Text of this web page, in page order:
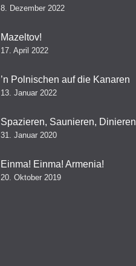
8. Dezember 2022
Mazeltov!
17. April 2022
’n Polnischen auf die Kanaren
13. Januar 2022
Spazieren, Saunieren, Dinieren
31. Januar 2020
Einma! Einma! Armenia!
20. Oktober 2019